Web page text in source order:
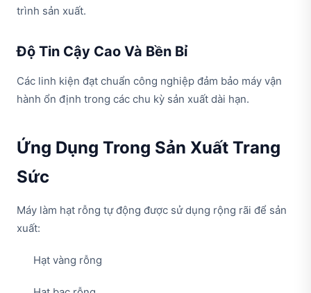
trình sản xuất.
Độ Tin Cậy Cao Và Bền Bỉ
Các linh kiện đạt chuẩn công nghiệp đảm bảo máy vận
hành ổn định trong các chu kỳ sản xuất dài hạn.
Ứng Dụng Trong Sản Xuất Trang
Sức
Máy làm hạt rỗng tự động được sử dụng rộng rãi để sản
xuất:
Hạt vàng rỗng